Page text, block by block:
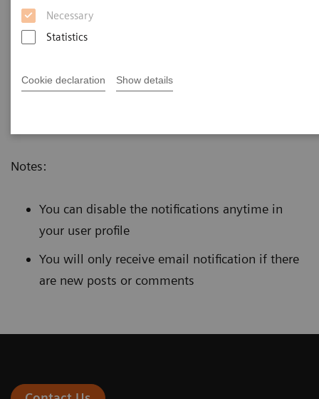
Necessary
Statistics
Cookie declaration Show details
Thank you for your request to enable email
couple of days.
Notes:
You can disable the notifications anytime in
your user profile
You will only receive email notification if there
are new posts or comments